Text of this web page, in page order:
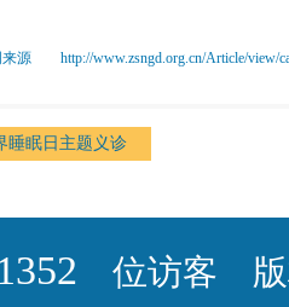
源 http://www.zsngd.org.cn/Article/view/
睡眠日主题义诊
位访客 版